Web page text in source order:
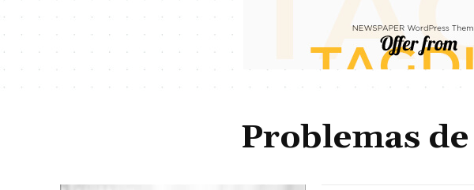
Problemas